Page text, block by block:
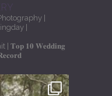
|
|
| 𝐓𝐨𝐩 𝟏𝟎 𝐖𝐞𝐝𝐝𝐢𝐧𝐠